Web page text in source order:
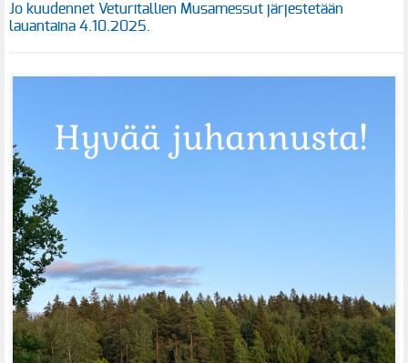
Jo kuudennet Veturitallien Musamessut järjestetään
lauantaina 4.10.2025.